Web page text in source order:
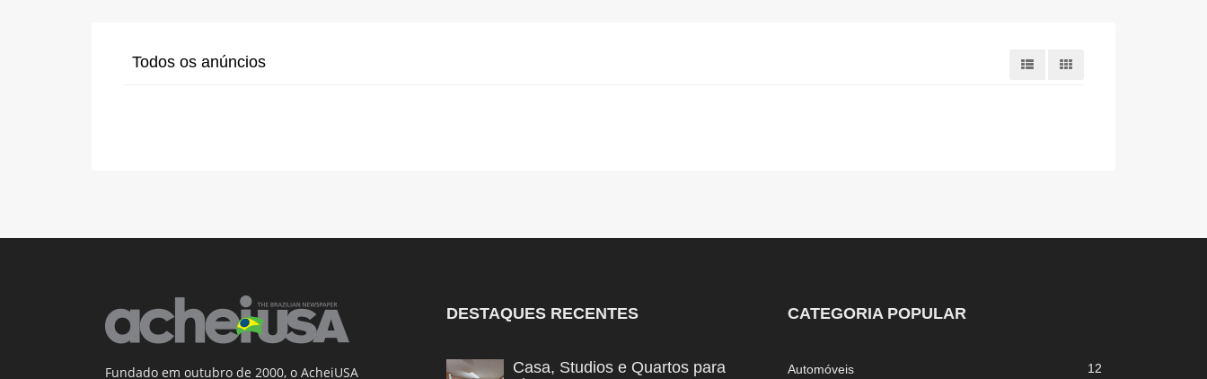
Todos os anúncios
Fundado em outubro de 2000, o AcheiUSA
DESTAQUES RECENTES
Casa, Studios e Quartos para
CATEGORIA POPULAR
Automóveis 12